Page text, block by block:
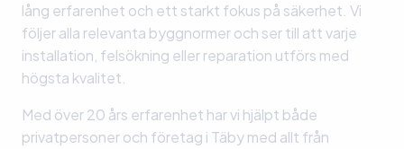
lång erfarenhet och ett starkt fokus på säkerhet. Vi
följer alla relevanta byggnormer och ser till att varje
installation, felsökning eller reparation utförs med
högsta kvalitet.
Med över 20 års erfarenhet har vi hjälpt både
privatpersoner och företag i Täby med allt från